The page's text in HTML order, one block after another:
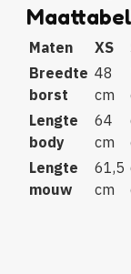
Maten XS
Breedte
borst
48
cm
Lengte
body
64
cm
Lengte
mouw
61,5
cm